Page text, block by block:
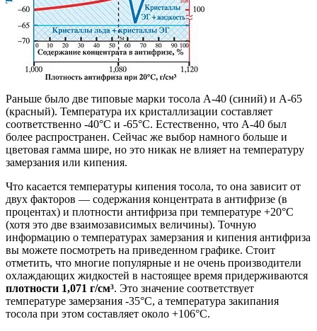
Раньше было две типовые марки тосола А-40 (синий) и А-65
(красный). Температура их кристаллизации составляет
соответственно -40°С и -65°С. Естественно, что А-40 был
более распространен. Сейчас же выбор намного больше и
цветовая гамма шире, но это никак не влияет на температуру
замерзания или кипения.
Что касается температуры кипения тосола, то она зависит от
двух факторов — содержания концентрата в антифризе (в
процентах) и плотности антифриза при температуре +20°С
(хотя это две взаимозависимых величины). Точную
информацию о температурах замерзания и кипения антифриза
вы можете посмотреть на приведенном графике. Стоит
отметить, что многие популярные и не очень производители
охлаждающих жидкостей в настоящее время придерживаются
плотности 1,071 г/см³. Это значение соответствует
температуре замерзания -35°С, а температура закипания
тосола при этом составляет около +106°С.